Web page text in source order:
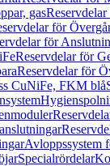
gas
för
för
Reservdelar för
Reservdelar för
CuNiFe, FKM blå
Avloppssystem
Specialrördelar